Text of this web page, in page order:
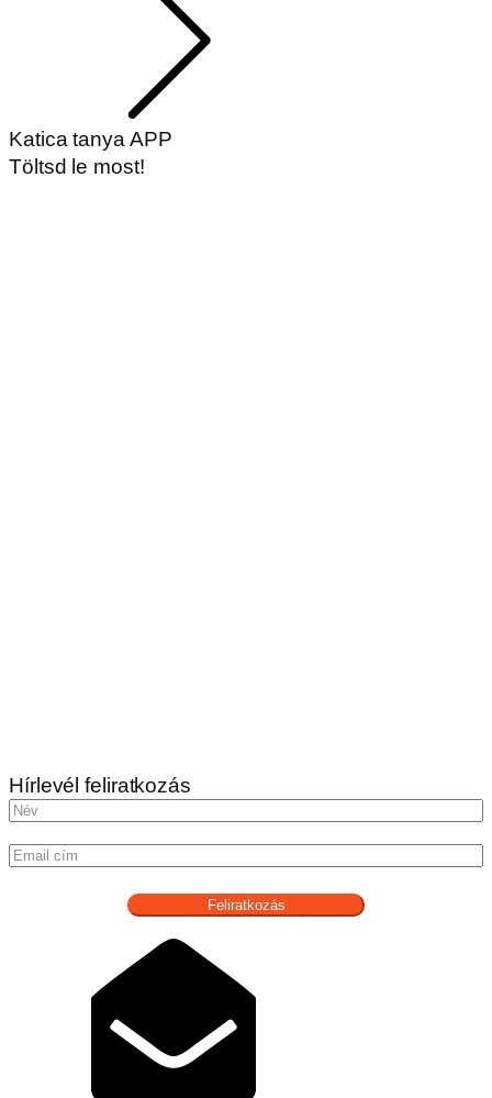
Katica tanya APP
Töltsd le most!
Hírlevél feliratkozás
Feliratkozás